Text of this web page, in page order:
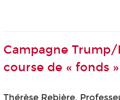
Campagne Trump/
course de « fonds
Thérèse Rebière,